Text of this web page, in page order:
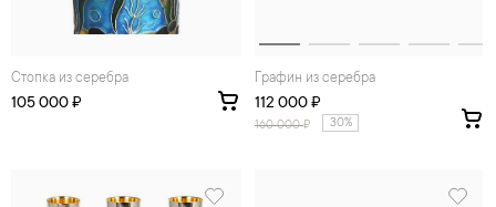
Стопка из серебра
105 000 ₽
Графин из серебра
112 000 ₽
160 000₽ 30%